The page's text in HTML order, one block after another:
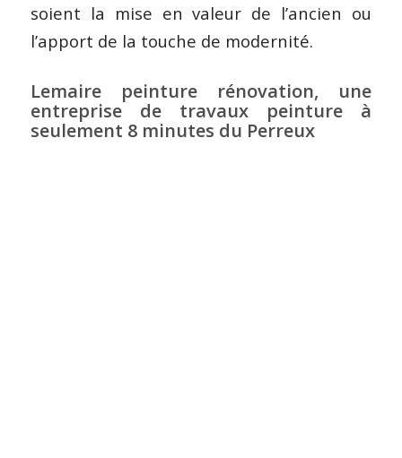
soient la mise en valeur de l’ancien ou
l’apport de la touche de modernité.
Lemaire peinture rénovation, une
entreprise de travaux peinture à
seulement 8 minutes du Perreux